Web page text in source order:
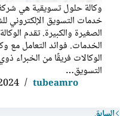
وكالة حلول تسويقية هي
خدمات التسويق الإلكتروني
الصغيرة والكبيرة. تقدم
الخدمات. فوائد التعامل مع
الوكالات فريقًا من الخبراء
التسويق…
tubeamro